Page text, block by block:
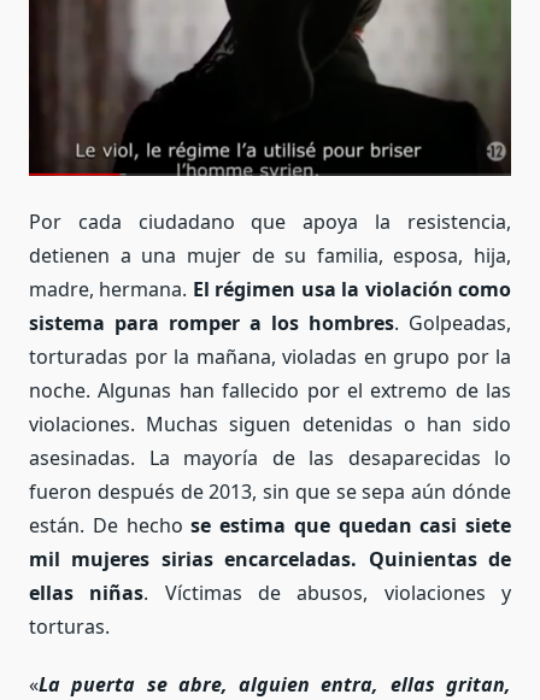
Por cada ciudadano que apoya la resistencia,
detienen a una mujer de su familia, esposa, hija,
madre, hermana. El régimen usa la violación como
sistema para romper a los hombres. Golpeadas,
torturadas por la mañana, violadas en grupo por la
noche. Algunas han fallecido por el extremo de las
violaciones. Muchas siguen detenidas o han sido
asesinadas. La mayoría de las desaparecidas lo
fueron después de 2013, sin que se sepa aún dónde
están. De hechose estima que quedan casi siete
mil mujeres sirias encarceladas. Quinientas de
ellas niñas. Víctimas de abusos, violaciones y
torturas.
«La puerta se abre, alguien entra, ellas gritan,